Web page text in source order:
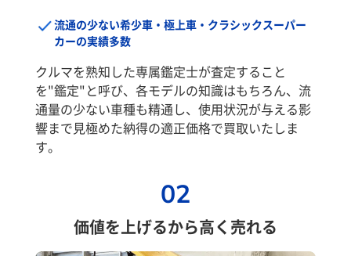
流通の少ない希少車・極上車・クラシックスーパー
カーの実績多数
クルマを熟知した専属鑑定士が査定すること
を"鑑定"と呼び、各モデルの知識はもちろん、流
通量の少ない車種も精通し、使用状況が与える影
響まで見極めた納得の適正価格で買取いたしま
す。
02
価値を上げるから高く売れる